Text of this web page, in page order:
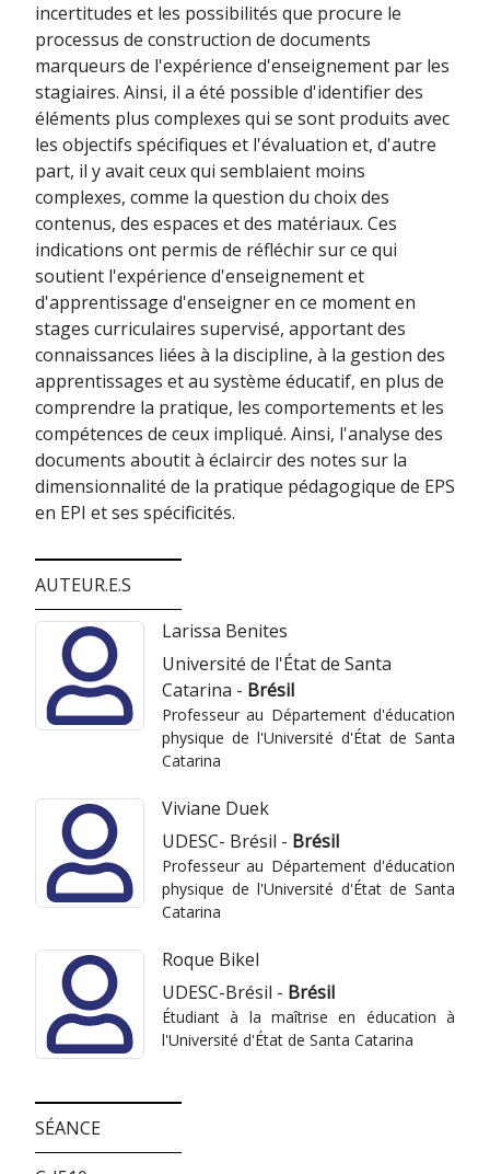
incertitudes et les possibilités que procure le
processus de construction de documents
marqueurs de l'expérience d'enseignement par les
stagiaires. Ainsi, il a été possible d'identifier des
éléments plus complexes qui se sont produits avec
les objectifs spécifiques et l'évaluation et, d'autre
part, il y avait ceux qui semblaient moins
complexes, comme la question du choix des
contenus, des espaces et des matériaux. Ces
indications ont permis de réfléchir sur ce qui
soutient l'expérience d'enseignement et
d'apprentissage d'enseigner en ce moment en
stages curriculaires supervisé, apportant des
connaissances liées à la discipline, à la gestion des
apprentissages et au système éducatif, en plus de
comprendre la pratique, les comportements et les
compétences de ceux impliqué. Ainsi, l'analyse des
documents aboutit à éclaircir des notes sur la
dimensionnalité de la pratique pédagogique de EPS
en EPI et ses spécificités.
AUTEUR.E.S
Larissa Benites
Université de l'État de Santa
Catarina - Brésil
Professeur au Département d'éducation
physique de l'Université d'État de Santa
Catarina
Viviane Duek
UDESC- Brésil - Brésil
Professeur au Département d'éducation
physique de l'Université d'État de Santa
Catarina
Roque Bikel
UDESC-Brésil - Brésil
Étudiant à la maîtrise en éducation à
l'Université d'État de Santa Catarina
SÉANCE